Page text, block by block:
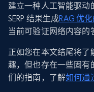
建立一种人工智能驱动
SERP 结果生成RAG 优
当前可验证网络内容的
正如您在本文结尾将了
趣，但也存在一些固有
们的指南，了解如何通